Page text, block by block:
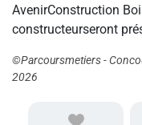
AvenirConstruction
constructeurseront
©Parcoursmetiers -
2026